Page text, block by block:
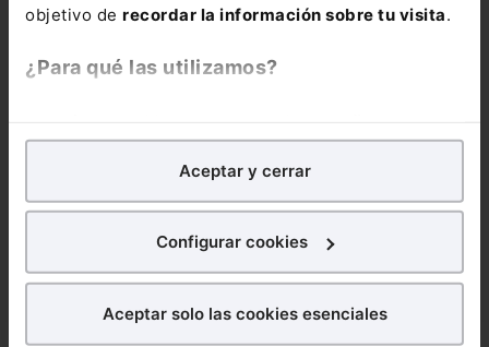
objetivo de recordar la información sobre tu visita.
¿Para qué las utilizamos?
analíticospara tratar demejorar tu experienciaen
nuestra página web. También con fines publicitarios,
para poder mostrarte publicidad y contenidos de tu
¿Qué puedes hacer?
Aceptar y cerrar
Configurar cookies
Aceptar solo las cookies esenciales